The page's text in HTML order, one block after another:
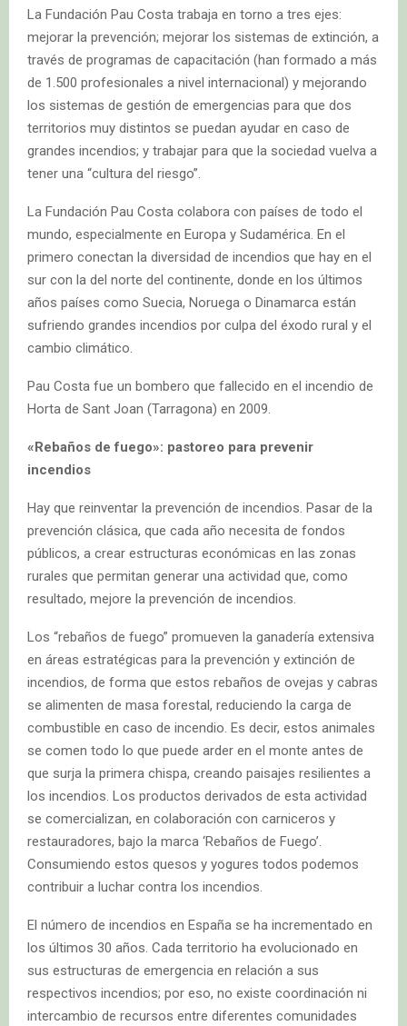
La Fundación Pau Costa trabaja en torno a tres ejes:
mejorar la prevención; mejorar los sistemas de extinción, a
través de programas de capacitación (han formado a más
de 1.500 profesionales a nivel internacional) y mejorando
los sistemas de gestión de emergencias para que dos
territorios muy distintos se puedan ayudar en caso de
grandes incendios; y trabajar para que la sociedad vuelva a
tener una “cultura del riesgo”.
La Fundación Pau Costa colabora con países de todo el
mundo, especialmente en Europa y Sudamérica. En el
primero conectan la diversidad de incendios que hay en el
sur con la del norte del continente, donde en los últimos
años países como Suecia, Noruega o Dinamarca están
sufriendo grandes incendios por culpa del éxodo rural y el
cambio climático.
Pau Costa fue un bombero que fallecido en el incendio de
Horta de Sant Joan (Tarragona) en 2009.
«Rebaños de fuego»: pastoreo para prevenir
incendios
Hay que reinventar la prevención de incendios. Pasar de la
prevención clásica, que cada año necesita de fondos
públicos, a crear estructuras económicas en las zonas
rurales que permitan generar una actividad que, como
resultado, mejore la prevención de incendios.
Los “rebaños de fuego” promueven la ganadería extensiva
en áreas estratégicas para la prevención y extinción de
incendios, de forma que estos rebaños de ovejas y cabras
se alimenten de masa forestal, reduciendo la carga de
combustible en caso de incendio. Es decir, estos animales
se comen todo lo que puede arder en el monte antes de
que surja la primera chispa, creando paisajes resilientes a
los incendios. Los productos derivados de esta actividad
se comercializan, en colaboración con carniceros y
restauradores, bajo la marca ‘Rebaños de Fuego’.
Consumiendo estos quesos y yogures todos podemos
contribuir a luchar contra los incendios.
El número de incendios en España se ha incrementado en
los últimos 30 años. Cada territorio ha evolucionado en
sus estructuras de emergencia en relación a sus
respectivos incendios; por eso, no existe coordinación ni
intercambio de recursos entre diferentes comunidades